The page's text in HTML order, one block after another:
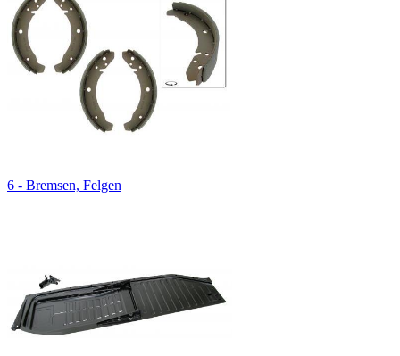
6 - Bremsen, Felgen